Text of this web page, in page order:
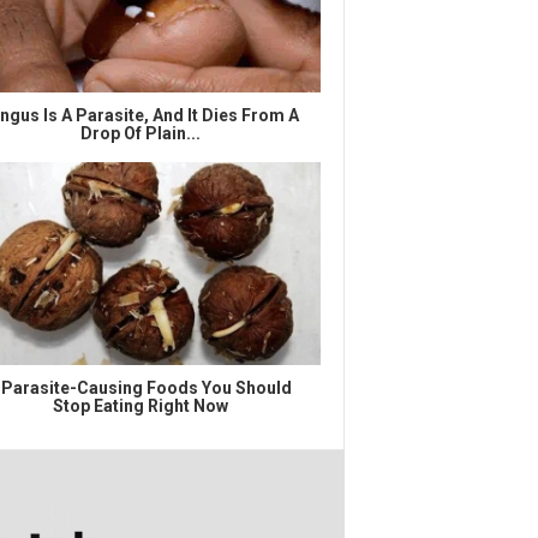
Is A Parasite, And It Dies From A
Drop Of Plain...
Causing Foods You Should
Stop Eating Right Now